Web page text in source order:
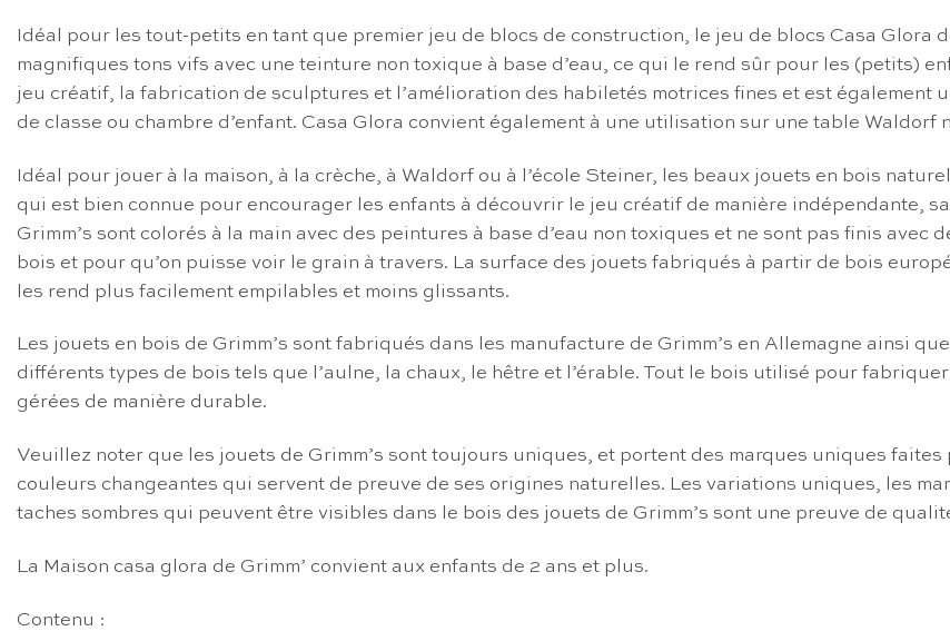
Idéal pour les tout-petits en tant que premier jeu de blocs de construction, le jeu de blocs Casa Glora
magnifiques tons vifs avec une teinture non toxique à base d’eau, ce qui le rend sûr pour les (petits)
jeu créatif, la fabrication de sculptures et l’amélioration des habiletés motrices fines et est également
de classe ou chambre d’enfant. Casa Glora convient également à une utilisation sur une table Waldorf
Idéal pour jouer à la maison, à la crèche, à Waldorf ou à l’école Steiner, les beaux jouets en bois
qui est bien connue pour encourager les enfants à découvrir le jeu créatif de manière indépendante,
Grimm’s sont colorés à la main avec des peintures à base d’eau non toxiques et ne sont pas finis
bois et pour qu’on puisse voir le grain à travers. La surface des jouets fabriqués à partir de bois
les rend plus facilement empilables et moins glissants.
Les jouets en bois de Grimm’s sont fabriqués dans les manufacture de Grimm’s en Allemagne ainsi
différents types de bois tels que l’aulne, la chaux, le hêtre et l’érable. Tout le bois utilisé pour
gérées de manière durable.
Veuillez noter que les jouets de Grimm’s sont toujours uniques, et portent des marques uniques
couleurs changeantes qui servent de preuve de ses origines naturelles. Les variations uniques, les
taches sombres qui peuvent être visibles dans le bois des jouets de Grimm’s sont une preuve de
La Maison casa glora de Grimm’ convient aux enfants de 2 ans et plus.
Contenu :